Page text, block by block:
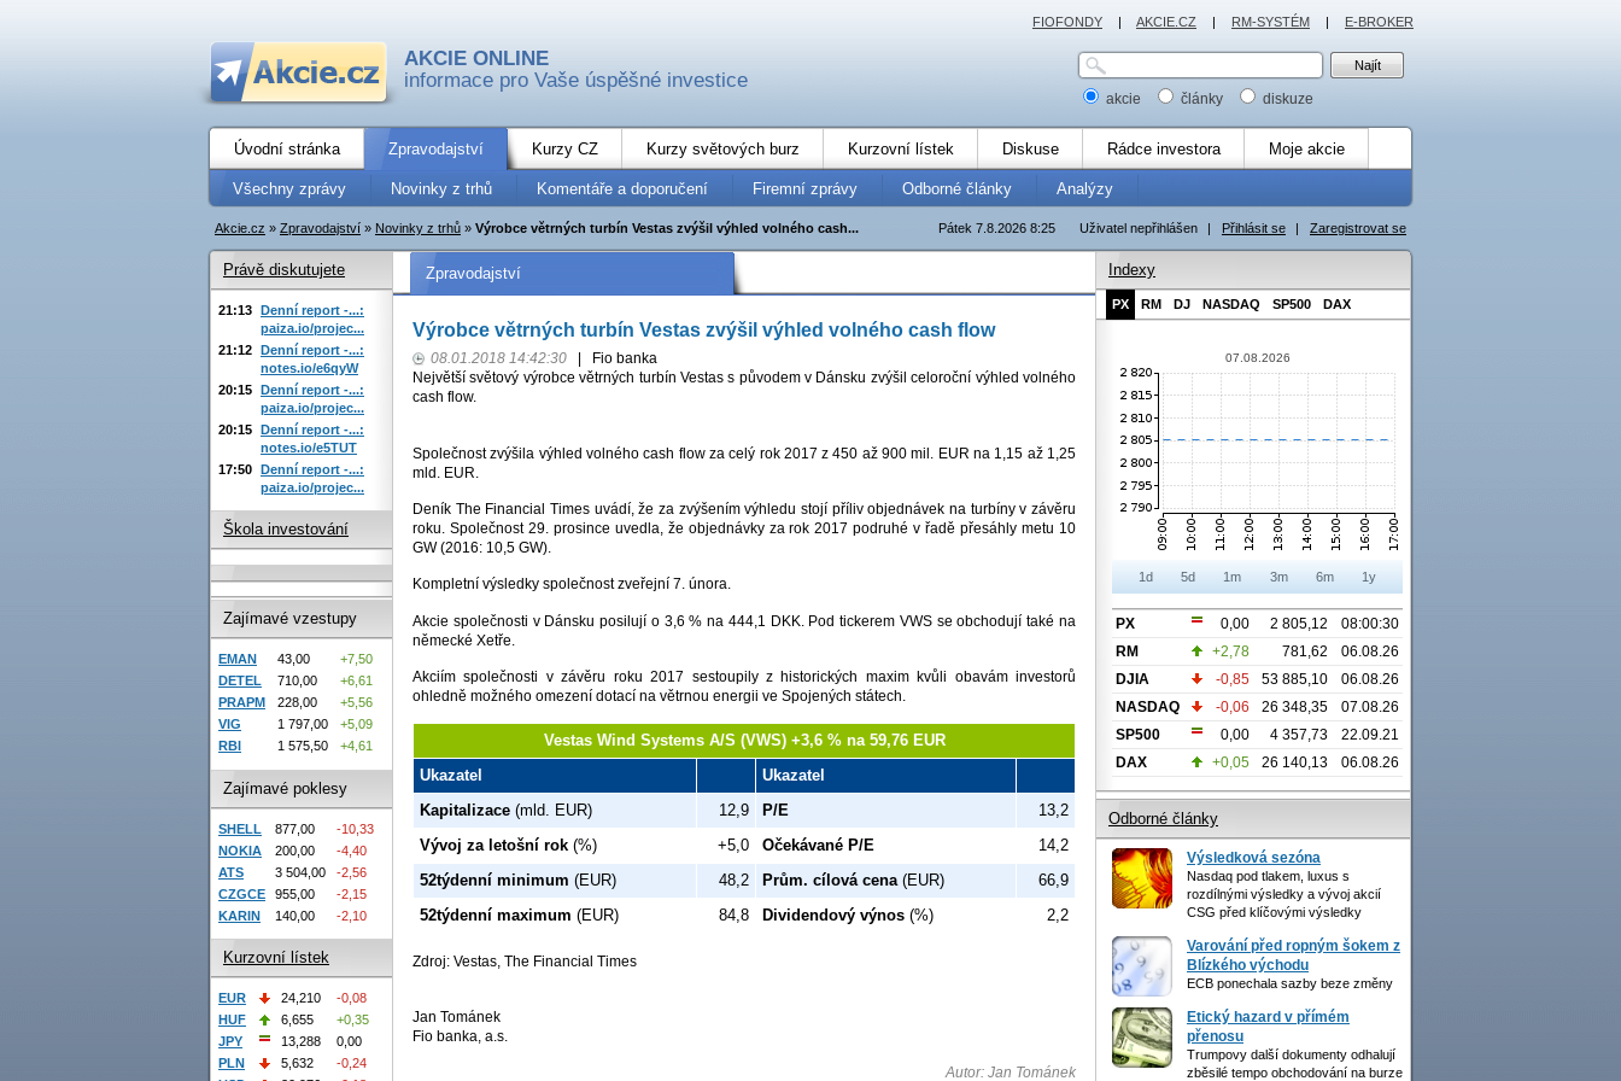
AKCIE ONLINE
informace pro Vaše úspěšné investice
akcie články diskuze
Úvodní stránka Zpravodajství Kurzy CZ Kurzy světových burz Kurzovní lístek Diskuse Rádce investora Moje akcie
Všechny zprávy Novinky z trhů Komentáře a doporučení Firemní zprávy Odborné články Analýzy
Uživatel nepřihlášen | Přihlásit se | Zaregistrovat se
Pátek 7.8.2026 8:25
Akcie.cz » Zpravodajství » Novinky z trhů » Výrobce větrných turbín Vestas zvýšil výhled volného cash...
Zpravodajství
Výrobce větrných turbín Vestas zvýšil výhled volného cash flow
08.01.2018 14:42:30
Fio banka
Největší světový výrobce větrných turbín Vestas s původem v Dánsku zvýšil celoroční výhled volného
cash flow.
Společnost zvýšila výhled volného cash flow za celý rok 2017 z 450 až 900 mil. EUR na 1,15 až 1,25
mld. EUR.
Deník The Financial Times uvádí, že za zvýšením výhledu stojí příliv objednávek na turbíny v závěru
roku. Společnost 29. prosince uvedla, že objednávky za rok 2017 podruhé v řadě přesáhly metu 10
GW (2016: 10,5 GW).
Kompletní výsledky společnost zveřejní 7. února.
Akcie společnosti v Dánsku posilují o 3,6 % na 444,1 DKK. Pod tickerem VWS se obchodují také na
německé Xetře.
Akciím společnosti v závěru roku 2017 sestoupily z historických maxim kvůli obavám investorů
ohledně možného omezení dotací na větrnou energii ve Spojených státech.
Vestas Wind Systems A/S (VWS) +3,6 % na 59,76 EUR
Ukazatel
Ukazatel
Kapitalizace (mld. EUR) 12,9 P/E
13,2
Vývoj za letošní rok (%) +5,0 Očekávané P/E
14,2
52týdenní minimum (EUR) 48,2 Prům. cílová cena(EUR)
66,9
52týdenní maximum (EUR) 84,8 Dividendový výnos (%) 2,2
Zdroj: Vestas, The Financial Times
Jan Tománek
Fio banka, a.s.
Autor: Jan Tománek
Právě diskutujete
21:13 Denní report -...:
paiza.io/projec...
21:12 Denní report -...:
notes.io/e6qyW
20:15 Denní report -...:
paiza.io/projec...
20:15 Denní report -...:
notes.io/e5TUT
17:50 Denní report -...:
paiza.io/projec...
Škola investování
Zajímavé vzestupy
EMAN 43,00
+7,50
DETEL
710,00
+6,61
PRAPM
228,00
+5,56
VIG
1 797,00
+5,09
RBI
1 575,50 +4,61
Zajímavé poklesy
SHELL 877,00
-10,33
NOKIA
200,00
-4,40
ATS
3 504,00
-2,56
CZGCE
955,00
-2,15
KARIN
140,00 -2,10
Kurzovní lístek
EUR 24,210
-0,08
HUF
6,655
+0,35
JPY
13,288
0,00
PLN
5,632
-0,24
Indexy
PX RM DJ NASDAQ SP500 DAX
07.08.2026
1d 5d 1m 3m 6m 1y
PX 0,00 2 805,12
08:00:30
RM
+2,78 781,62
06.08.26
DJIA
-0,85 53 885,10
06.08.26
NASDAQ
-0,06 26 348,35
07.08.26
SP500
0,00 4 357,73
22.09.21
DAX
+0,05 26 140,13 06.08.26
Odborné články
Výsledková sezóna
Nasdaq pod tlakem, luxus s
rozdílnými výsledky a vývoj akcií
CSG před klíčovými výsledky
Varování před ropným šokem z
Blízkého východu
ECB ponechala sazby beze změny
Etický hazard v přímém
přenosu
Trumpovy další dokumenty odhalují
zběsilé tempo obchodování na burze
FIOFONDY | AKCIE.CZ | RM-SYSTÉM | E-BROKER